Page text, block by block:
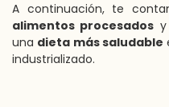
A continuación, te
alimentos procesados
una dieta más saludable
industrializado.